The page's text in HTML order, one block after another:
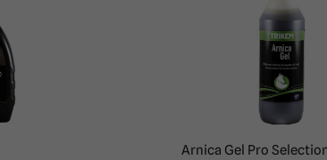
Arnica Gel Pro